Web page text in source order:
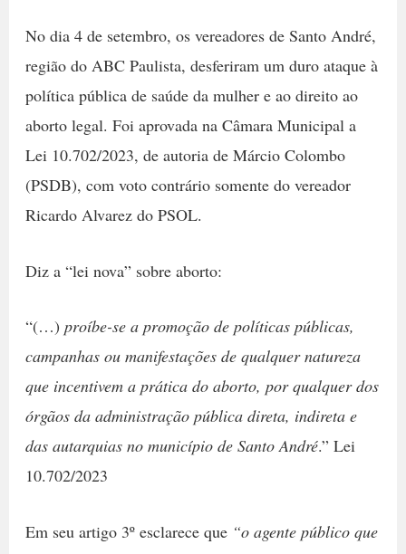
No dia 4 de setembro, os vereadores de Santo André,
região do ABC Paulista, desferiram um duro ataque à
política pública de saúde da mulher e ao direito ao
aborto legal. Foi aprovada na Câmara Municipal a
Lei 10.702/2023, de autoria de Márcio Colombo
(PSDB), com voto contrário somente do vereador
Ricardo Alvarez do PSOL.
Diz a “lei nova” sobre aborto:
“(…) proíbe-se a promoção de políticas públicas,
campanhas ou manifestações de qualquer natureza
que incentivem a prática do aborto, por qualquer dos
órgãos da administração pública direta, indireta e
das autarquias no município de Santo André.” Lei
10.702/2023
Em seu artigo 3º esclarece que “o agente público que